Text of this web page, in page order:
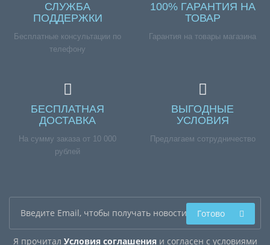
СЛУЖБА
ПОДДЕРЖКИ
Бесплатные консультации по
телефону
100% ГАРАНТИЯ НА
ТОВАР
Гарантия на товары магазина
БЕСПЛАТНАЯ
ДОСТАВКА
На сумму заказа от 10 000
рублей
ВЫГОДНЫЕ
УСЛОВИЯ
Предлагаем сотрудничество
Я прочитал Условия соглашенияи согласен с условиями
Готово